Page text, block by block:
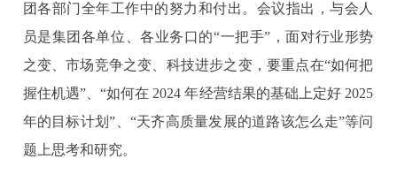
团各部门全年工作中的努力和付出。会议指出，与会人
员是集团各单位、各业务口的“一把手”，面对行业形势
之变、市场竞争之变、科技进步之变，要重点在“如何把
握住机遇”、“如何在 2024 年经营结果的基础上定好 2025
年的目标计划”、“天齐高质量发展的道路该怎么走”等问
题上思考和研究。